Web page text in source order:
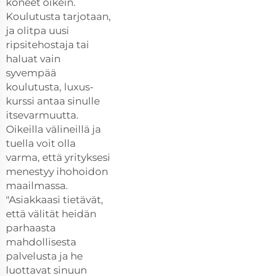
Koulutusta tarjotaan,
ja olitpa uusi
ripsitehostaja tai
haluat vain
syvempää
koulutusta, luxus-
kurssi antaa sinulle
itsevarmuutta.
Oikeilla välineillä ja
tuella voit olla
varma, että yrityksesi
menestyy ihohoidon
maailmassa.
"Asiakkaasi tietävät,
että välität heidän
parhaasta
mahdollisesta
palvelusta ja he
luottavat sinuun